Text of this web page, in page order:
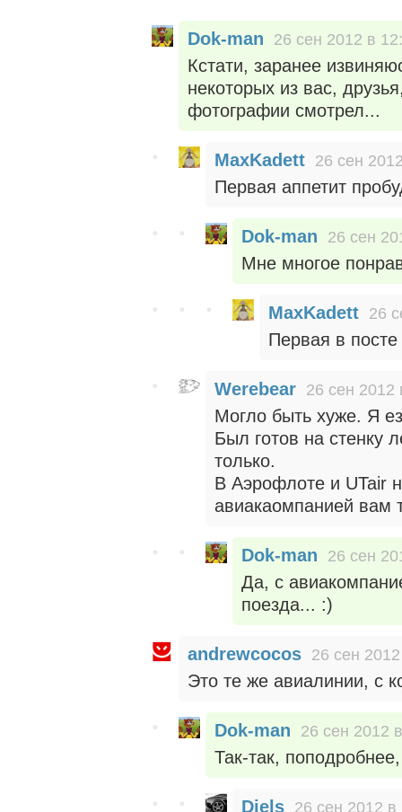
Dok-man 26 сен 2012 в
Кстати, заранее
некоторых из вас,
фотографии смотрел...
MaxKadett 26 сен
Первая аппетит
Dok-man 26 сен
Мне многое
MaxKadett 26
Первая в
Werebear 26 сен 2012
Могло быть хуже. Я
Был готов на стенку
только.
В Аэрофлоте и UTair
авиакаомпанией вам
Dok-man 26 сен
Да, с
поезда... :)
andrewcocos 26 сен
Это те же авиалинии, с
Dok-man 26 сен 2012
Так-так,
Djels 26 сен 2012 в